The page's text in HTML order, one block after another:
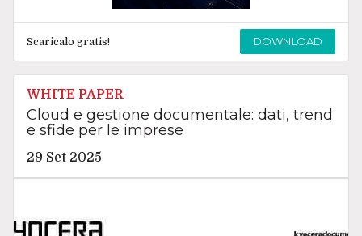
Scaricalo gratis! DOWNLOAD
WHITE PAPER
Cloud e gestione documentale: dati, trend
e sfide per le imprese
29 Set 2025